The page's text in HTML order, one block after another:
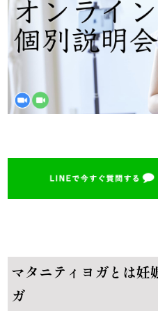
マタニティヨガとは妊
ガ